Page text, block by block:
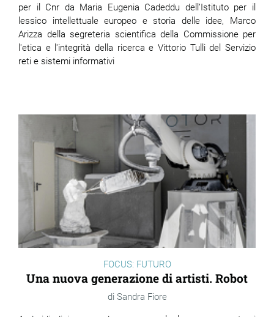
per il Cnr da Maria Eugenia Cadeddu dell’Istituto per il
lessico intellettuale europeo e storia delle idee, Marco
Arizza della segreteria scientifica della Commissione per
l'etica e l'integrità della ricerca e Vittorio Tulli del Servizio
reti e sistemi informativi
FOCUS: FUTURO
Una nuova generazione di artisti. Robot
Sandra Fiore